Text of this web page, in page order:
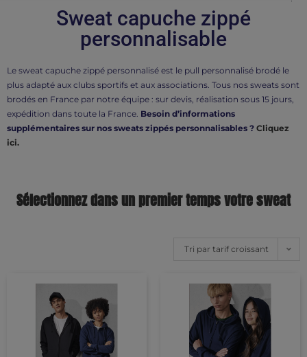
Sweat capuche zippé
personnalisable
Le sweat capuche zippé personnalisé est le pull personnalisé brodé le
plus adapté aux clubs sportifs et aux associations. Tous nos sweats sont
brodés en France par notre équipe : sur devis, réalisation sous 15 jours,
expédition dans toute la France. Besoin d’informations
supplémentaires sur nos sweats zippés personnalisables ? Cliquez
ici.
Sélectionnez dans un premier temps votre sweat
Tri par tarif croissant